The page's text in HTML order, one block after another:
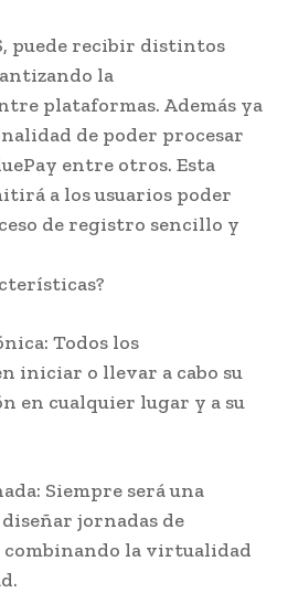
puede recibir distintos
la
plataformas. Además ya
de poder procesar
entre otros. Esta
a los usuarios poder
de registro sencillo y
Todos los
iniciar o llevar a cabo su
en cualquier lugar y a su
Siempre será una
jornadas de
la virtualidad